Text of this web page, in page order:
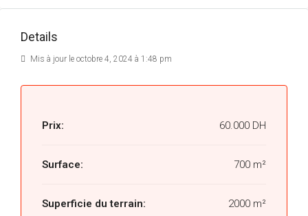
Details
Mis à jour le octobre 4, 2024 à 1:48 pm
Prix: 60.000 DH
Surface: 700 m²
Superficie du terrain: 2000 m²